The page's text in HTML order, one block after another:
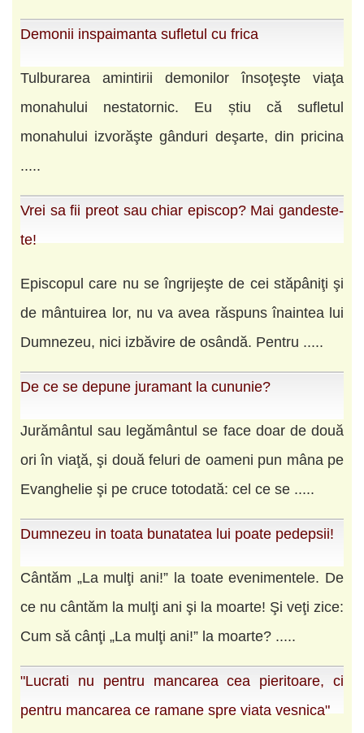
Demonii inspaimanta sufletul cu frica
Tulburarea amintirii demonilor însoţeşte viaţa
monahului nestatornic. Eu știu că sufletul
monahului izvorăşte gânduri deşarte, din pricina
.....
Vrei sa fii preot sau chiar episcop? Mai gandeste-
te!
Episcopul care nu se îngrijeşte de cei stăpâniţi şi
de mântuirea lor, nu va avea răspuns înaintea lui
Dumnezeu, nici izbăvire de osândă. Pentru .....
De ce se depune juramant la cununie?
Jurământul sau legământul se face doar de două
ori în viaţă, şi două feluri de oameni pun mâna pe
Evanghelie şi pe cruce totodată: cel ce se .....
Dumnezeu in toata bunatatea lui poate pedepsii!
Cântăm „La mulţi ani!” la toate evenimentele. De
ce nu cântăm la mulţi ani şi la moarte! Şi veţi zice:
Cum să cânţi „La mulţi ani!” la moarte? .....
"Lucrati nu pentru mancarea cea pieritoare, ci
pentru mancarea ce ramane spre viata vesnica"